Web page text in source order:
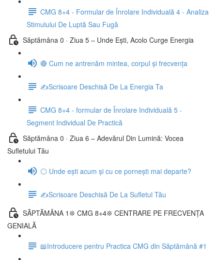
CMG 8+4 - Formular de Înrolare Individuală 4 - Analiza
Stimulului De Luptă Sau Fugă
Săptămâna 0 · Ziua 5 – Unde Ești, Acolo Curge Energia
🔴 Cum ne antrenăm mintea, corpul și frecvența
✍️Scrisoare Deschisă De La Energia Ta
CMG 8+4 - formular de Înrolare Individuală 5 -
Segment Individual De Practică
Săptămâna 0 · Ziua 6 – Adevărul Din Lumină: Vocea
Sufletului Tău
⚪ Unde ești acum și cu ce pornești mai departe?
✍️Scrisoare Deschisă De La Sufletul Tău
SĂPTĂMÂNA 1❊ CMG 8+4❊ CENTRARE PE FRECVENȚA
GENIALĂ
📖Introducere pentru Practica CMG din Săptămână #1